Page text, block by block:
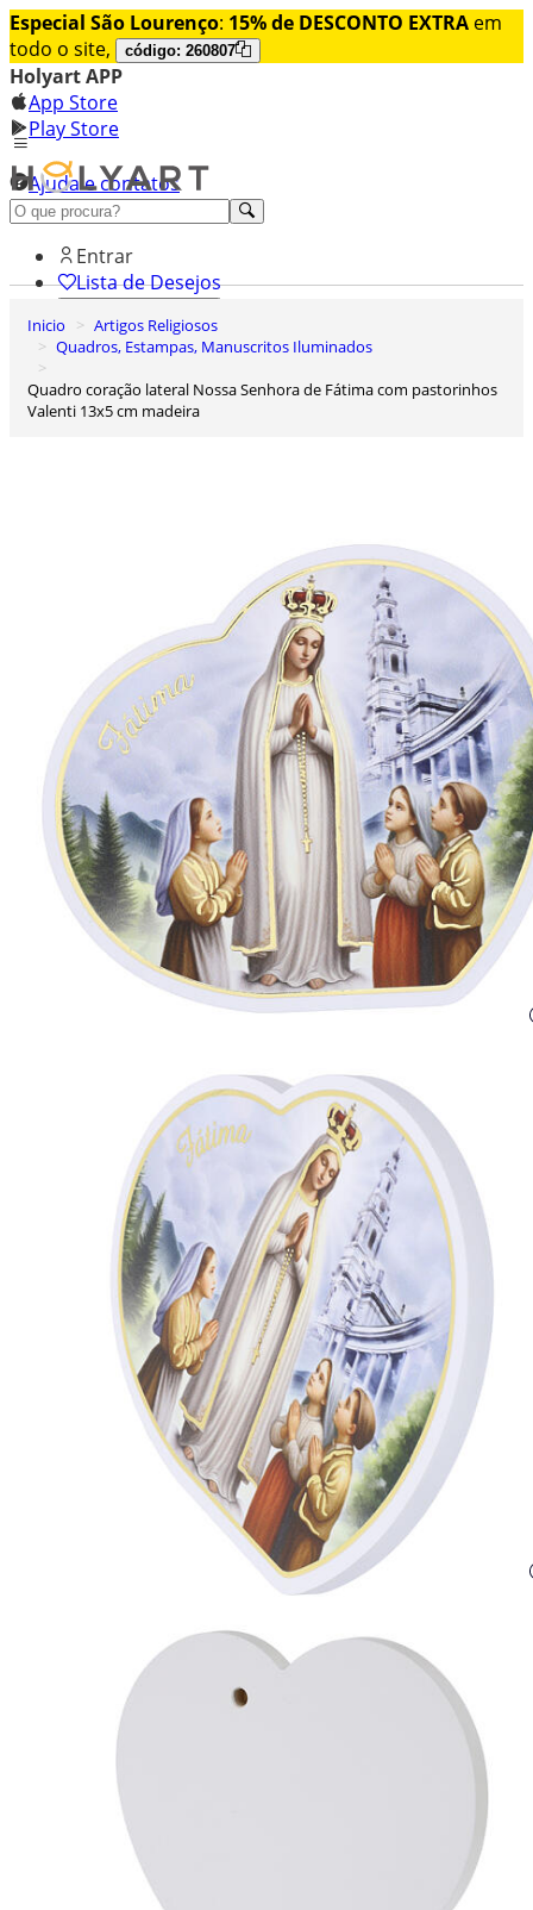
Especial São Lourenço: 15% de DESCONTO EXTRA em
todo o site,
código: 260807
Holyart APP
App Store
Play Store
Ajuda e contatos
Conheça premium
Entrar
Lista de Desejos
0
Carrinho de Compras
Inicio
Artigos Religiosos
Quadros, Estampas, Manuscritos Iluminados
Quadro coração lateral Nossa Senhora de Fátima com pastorinhos
Valenti 13x5 cm madeira